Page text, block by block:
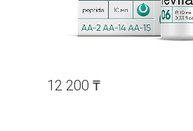
12 200₸